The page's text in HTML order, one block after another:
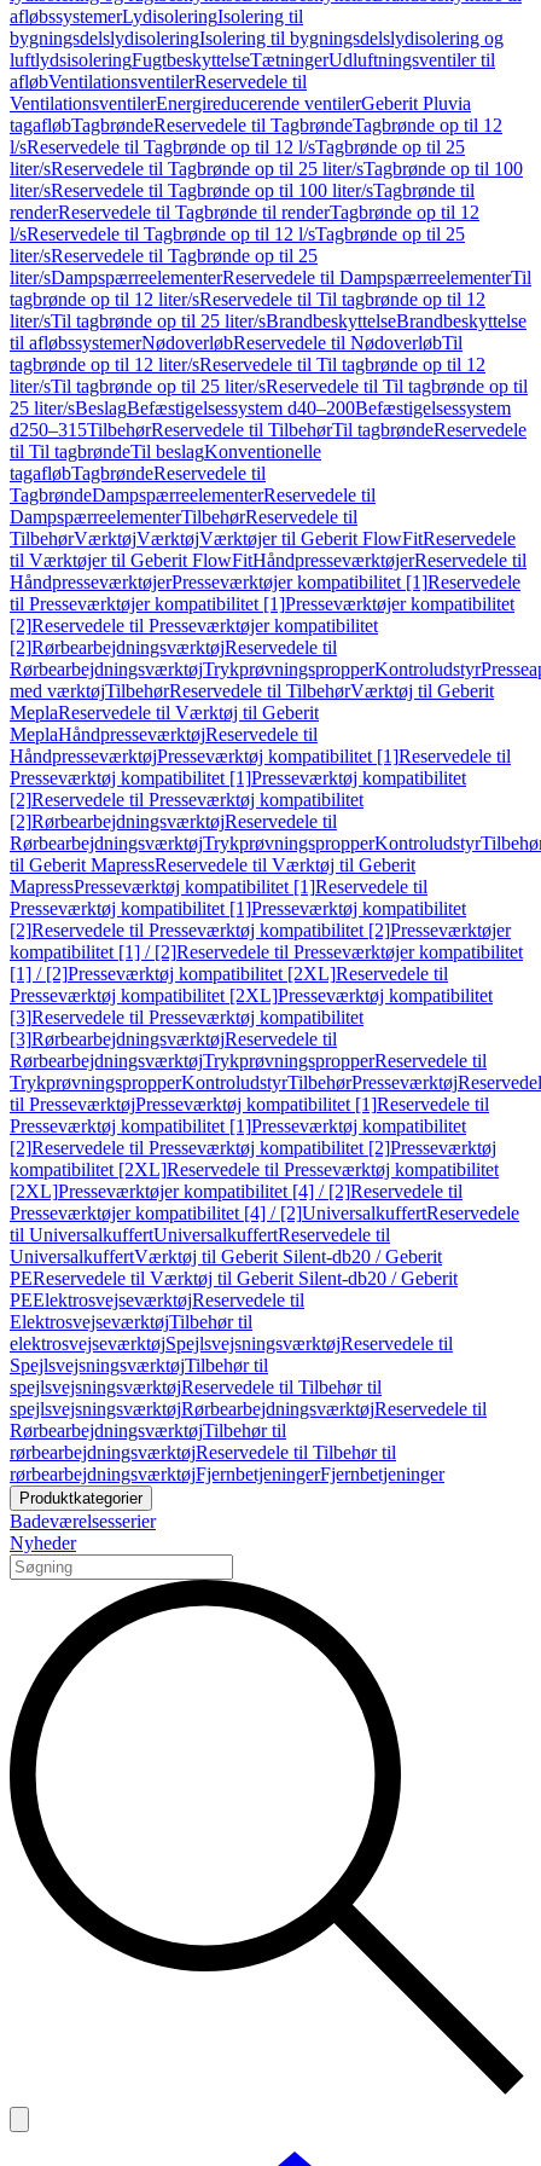
afløbssystemerLydisoleringIsolering til
bygningsdelslydisoleringIsolering til bygningsdelslydisolering og
luftlydsisoleringFugtbeskyttelseTætningerUdluftningsventiler til
afløbVentilationsventilerReservedele til
VentilationsventilerEnergireducerende ventilerGeberit Pluvia
tagafløbTagbrøndeReservedele til TagbrøndeTagbrønde op til 12
l/sReservedele til Tagbrønde op til 12 l/sTagbrønde op til 25
liter/sReservedele til Tagbrønde op til 25 liter/sTagbrønde op til 100
liter/sReservedele til Tagbrønde op til 100 liter/sTagbrønde til
renderReservedele til Tagbrønde til renderTagbrønde op til 12
l/sReservedele til Tagbrønde op til 12 l/sTagbrønde op til 25
liter/sReservedele til Tagbrønde op til 25
liter/sDampspærreelementerReservedele til DampspærreelementerTil
tagbrønde op til 12 liter/sReservedele til Til tagbrønde op til 12
liter/sTil tagbrønde op til 25 liter/sBrandbeskyttelseBrandbeskyttelse
til afløbssystemerNødoverløbReservedele til NødoverløbTil
tagbrønde op til 12 liter/sReservedele til Til tagbrønde op til 12
liter/sTil tagbrønde op til 25 liter/sReservedele til Til tagbrønde op til
25 liter/sBeslagBefæstigelsessystem d40–200Befæstigelsessystem
d250–315TilbehørReservedele til TilbehørTil tagbrøndeReservedele
til Til tagbrøndeTil beslagKonventionelle
tagafløbTagbrøndeReservedele til
TagbrøndeDampspærreelementerReservedele til
DampspærreelementerTilbehørReservedele til
TilbehørVærktøjVærktøjVærktøjer til Geberit FlowFitReservedele
til Værktøjer til Geberit FlowFitHåndpresseværktøjerReservedele til
HåndpresseværktøjerPresseværktøjer kompatibilitet [1]Reservedele
til Presseværktøjer kompatibilitet [1]Presseværktøjer kompatibilitet
[2]Reservedele til Presseværktøjer kompatibilitet
[2]RørbearbejdningsværktøjReservedele til
RørbearbejdningsværktøjTrykprøvningspropperKontroludstyr
med værktøjTilbehørReservedele til TilbehørVærktøj til Geberit
MeplaReservedele til Værktøj til Geberit
MeplaHåndpresseværktøjReservedele til
HåndpresseværktøjPresseværktøj kompatibilitet [1]Reservedele til
Presseværktøj kompatibilitet [1]Presseværktøj kompatibilitet
[2]Reservedele til Presseværktøj kompatibilitet
[2]RørbearbejdningsværktøjReservedele til
RørbearbejdningsværktøjTrykprøvningspropperKontroludstyr
til Geberit MapressReservedele til Værktøj til Geberit
MapressPresseværktøj kompatibilitet [1]Reservedele til
Presseværktøj kompatibilitet [1]Presseværktøj kompatibilitet
[2]Reservedele til Presseværktøj kompatibilitet [2]Presseværktøjer
kompatibilitet [1] / [2]Reservedele til Presseværktøjer kompatibilitet
[1] / [2]Presseværktøj kompatibilitet [2XL]Reservedele til
Presseværktøj kompatibilitet [2XL]Presseværktøj kompatibilitet
[3]Reservedele til Presseværktøj kompatibilitet
[3]RørbearbejdningsværktøjReservedele til
RørbearbejdningsværktøjTrykprøvningspropperReservedele til
TrykprøvningspropperKontroludstyrTilbehørPresseværktøj
til PresseværktøjPresseværktøj kompatibilitet [1]Reservedele til
Presseværktøj kompatibilitet [1]Presseværktøj kompatibilitet
[2]Reservedele til Presseværktøj kompatibilitet [2]Presseværktøj
kompatibilitet [2XL]Reservedele til Presseværktøj kompatibilitet
[2XL]Presseværktøjer kompatibilitet [4] / [2]Reservedele til
Presseværktøjer kompatibilitet [4] / [2]UniversalkuffertReservedele
til UniversalkuffertUniversalkuffertReservedele til
UniversalkuffertVærktøj til Geberit Silent-db20 / Geberit
PEReservedele til Værktøj til Geberit Silent-db20 / Geberit
PEElektrosvejseværktøjReservedele til
ElektrosvejseværktøjTilbehør til
elektrosvejseværktøjSpejlsvejsningsværktøjReservedele til
SpejlsvejsningsværktøjTilbehør til
spejlsvejsningsværktøjReservedele til Tilbehør til
spejlsvejsningsværktøjRørbearbejdningsværktøjReservedele til
RørbearbejdningsværktøjTilbehør til
rørbearbejdningsværktøjReservedele til Tilbehør til
rørbearbejdningsværktøjFjernbetjeningerFjernbetjeninger
Produktkategorier
Badeværelsesserier
Nyheder